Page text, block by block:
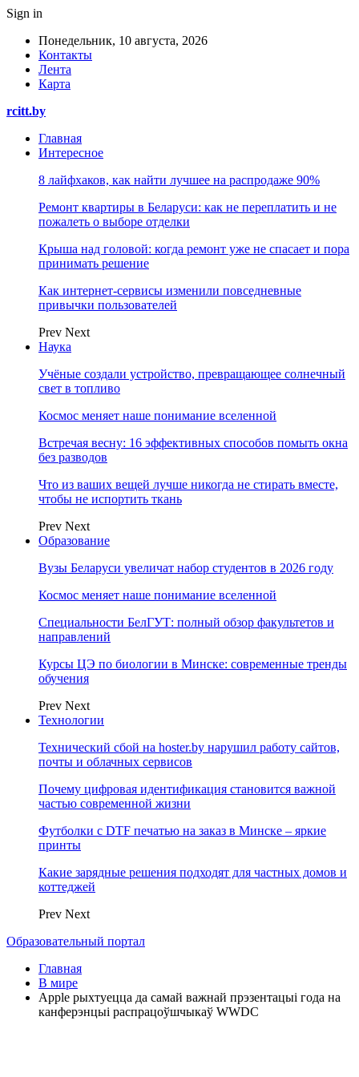
Sign in
Понедельник, 10 августа, 2026
Контакты
Лента
Карта
rcitt.by
Главная
Интересное
8 лайфхаков, как найти лучшее на распродаже 90%
Ремонт квартиры в Беларуси: как не переплатить и не
пожалеть о выборе отделки
Крыша над головой: когда ремонт уже не спасает и пора
принимать решение
Как интернет-сервисы изменили повседневные
привычки пользователей
Prev Next
Наука
Учёные создали устройство, превращающее солнечный
свет в топливо
Космос меняет наше понимание вселенной
Встречая весну: 16 эффективных способов помыть окна
без разводов
Что из ваших вещей лучше никогда не стирать вместе,
чтобы не испортить ткань
Prev Next
Образование
Вузы Беларуси увеличат набор студентов в 2026 году
Космос меняет наше понимание вселенной
Специальности БелГУТ: полный обзор факультетов и
направлений
Курсы ЦЭ по биологии в Минске: современные тренды
обучения
Prev Next
Технологии
Технический сбой на hoster.by нарушил работу сайтов,
почты и облачных сервисов
Почему цифровая идентификация становится важной
частью современной жизни
Футболки с DTF печатью на заказ в Минске – яркие
принты
Какие зарядные решения подходят для частных домов и
коттеджей
Prev Next
Образовательный портал
Главная
В мире
Apple рыхтуецца да самай важнай прэзентацыі года на
канферэнцыі распрацоўшчыкаў WWDC